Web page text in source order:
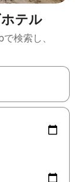
テ⁠ル
検⁠索⁠し⁠、
使って移動するか